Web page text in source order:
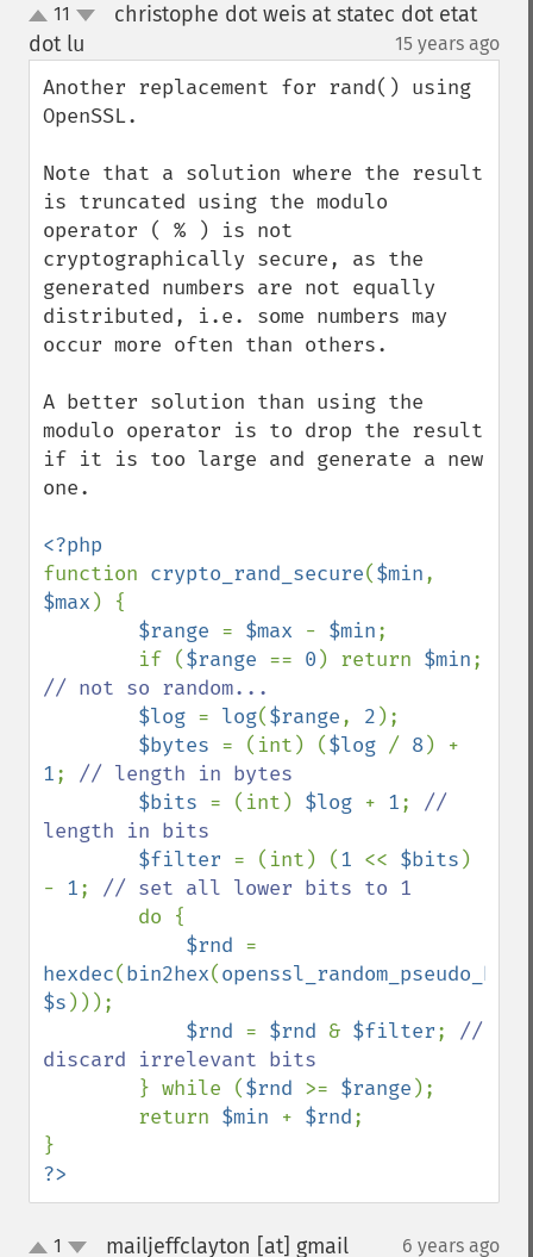
up11
christophe dot weis at statec dot etat
dot lu
15 years ago
Another replacement for rand() using
OpenSSL.
Note that a solution where the result
is truncated using the modulo
operator ( % ) is not
cryptographically secure, as the
generated numbers are not equally
distributed, i.e. some numbers may
occur more often than others.
A better solution than using the
modulo operator is to drop the result
if it is too large and generate a new
one.
function crypto_rand_secure($min
$max ) {
$range = $max - $min;
        if (
$range == 0 ) return $min
// not so random...
$log = log($range, 2 );
$bytes = (int) ($log / 8
1; // length in bytes
$bits = (int) $log + 1; //
length in bits
$filter = (int) (1 << $bits )
- 1; // set all lower bits to 1
do {
$rnd
hexdec(bin2hex(
$s )));
$rnd = $rnd & $filter; //
discard irrelevant bits
} while ($rnd >= $range );
        return
$min + $rnd;
?>
1 mailjeffclayton [at] gmail¶ 6 years ago